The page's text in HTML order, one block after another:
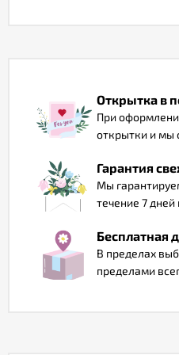
Открытка в
При
открытки и мы
Гарантия
Мы
течение 7
Бесплатная
В пределах
пределами